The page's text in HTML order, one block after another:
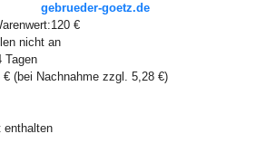
gebrueder-goetz.de
120 €
nicht an
Tagen
€ (bei Nachnahme zzgl. 5,28 €)
enthalten